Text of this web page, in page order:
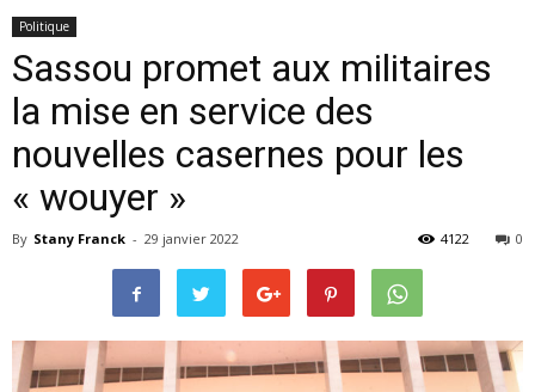
Politique
Sassou promet aux militaires
la mise en service des
nouvelles casernes pour les
« wouyer »
By Stany Franck - 29 janvier 2022 0
4122